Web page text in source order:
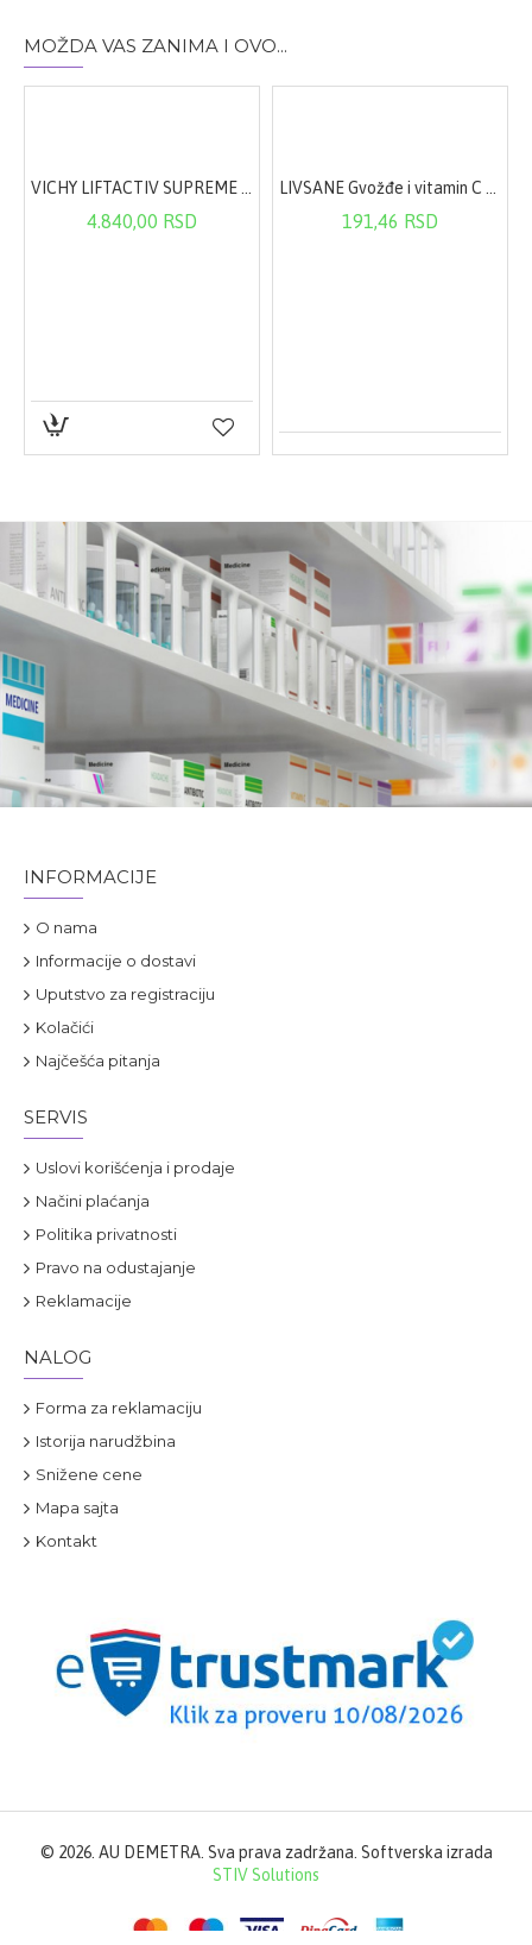
MOŽDA VAS ZANIMA I OVO...
4.840,00 RSD 191,46 RSD
INFORMACIJE
O nama
Informacije o dostavi
Uputstvo za registraciju
Kolačići
Najčešća pitanja
SERVIS
Uslovi korišćenja i prodaje
Načini plaćanja
Politika privatnosti
Pravo na odustajanje
Reklamacije
NALOG
Forma za reklamaciju
Istorija narudžbina
Snižene cene
Mapa sajta
Kontakt
© 2026. AU DEMETRA. Sva prava zadržana. Softverska izrada
STIV Solutions